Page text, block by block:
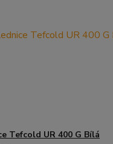
Tefcold UR 400 G Bílá